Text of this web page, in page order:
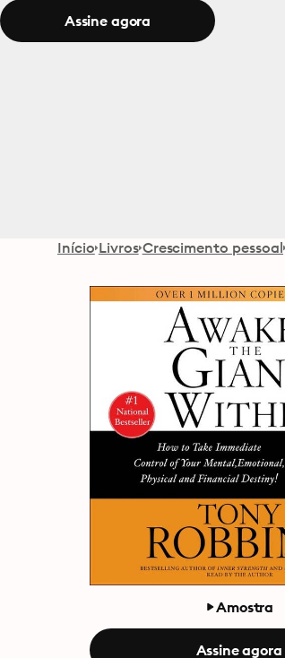
Assine agora
Início Livros Crescimento pessoal
Amostra
Assine agora